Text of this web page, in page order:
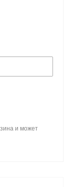
и может